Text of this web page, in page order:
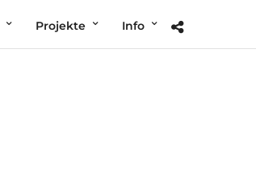
Projekte Info